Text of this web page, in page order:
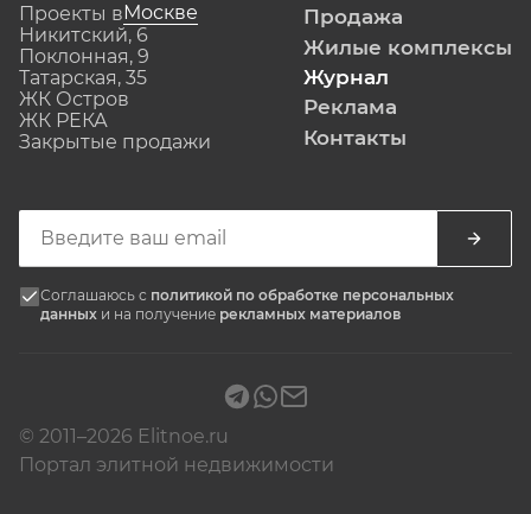
Проекты вМоскве
Никитский, 6
Поклонная, 9
Татарская, 35
ЖК Остров
ЖК РЕКА
Закрытые продажи
Продажа
Жилые комплексы
Журнал
Реклама
Контакты
Соглашаюсь с политикой по обработке персональных
данных и на получение рекламных материалов
© 2011–2026 Elitnoe.ru
Портал элитной недвижимости